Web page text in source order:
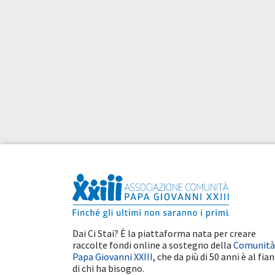
Dai Ci Stai? È la piattaforma nata per creare
raccolte fondi online a sostegno della Comunità
Papa Giovanni XXIII, che da più di 50 anni è al
di chi ha bisogno.